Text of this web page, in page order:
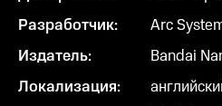
Разработчик:
Arc
Издатель:
Bandai
Локализация: